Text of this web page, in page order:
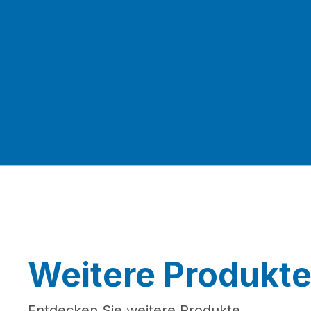
Weitere Produkte